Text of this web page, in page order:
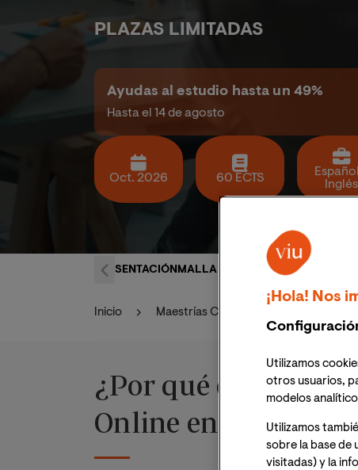
PLAZAS LIMITADAS
Oct. 2026 60 ECTS
Inglés
Ayudas al estudio hasta un 49%
Hasta el 14 de agosto
PRESENTACIÓNMALLA CURRICULAR PERFIL
Inicio Maestrías Ciencias Económicas y
¿Por qué estudiar
Online en VIU?
¡Hola! Nos
Utilizamos
otros usuarios,
modelos
Utilizamos
sobre la base de
visitadas) y la